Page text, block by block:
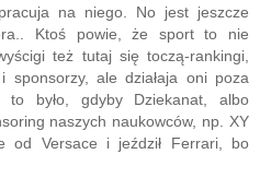
na niego. No jest jeszcze
Ktoś powie, że sport to nie
też tutaj się toczą-rankingi,
sponsorzy, ale działaja oni poza
to było, gdyby Dziekanat, albo
naszych naukowców, np. XY
od Versace i jeździł Ferrari, bo